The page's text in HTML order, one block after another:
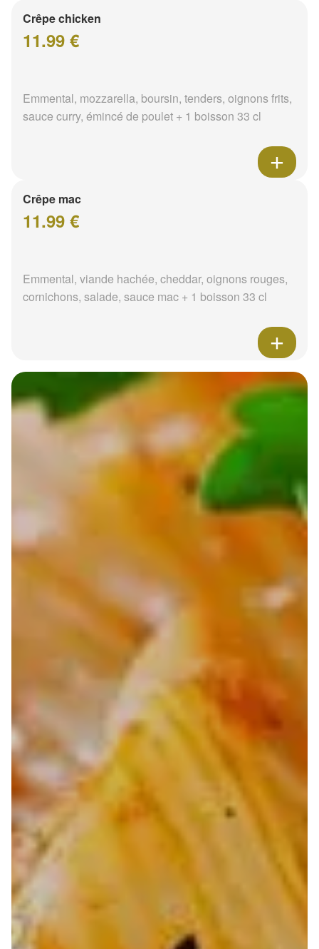
Crêpe chicken
11.99 €
Emmental, mozzarella, boursin, tenders, oignons frits,
sauce curry, émincé de poulet + 1 boisson 33 cl
Crêpe mac
11.99 €
Emmental, viande hachée, cheddar, oignons rouges,
cornichons, salade, sauce mac + 1 boisson 33 cl